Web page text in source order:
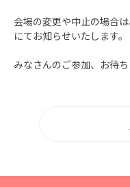
会場の変更や中止の場合
にてお知らせいたします。
みなさんのご参加、お待ち